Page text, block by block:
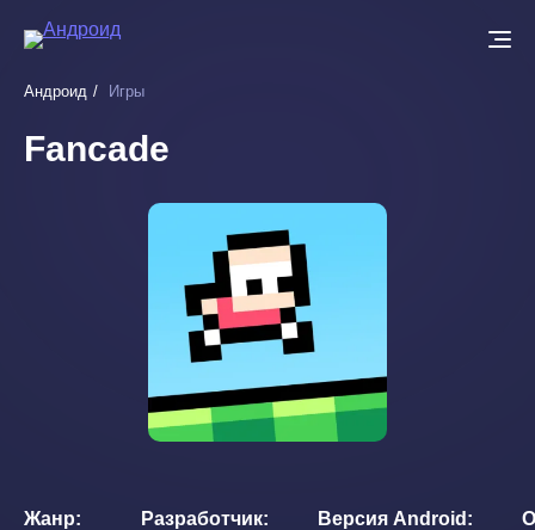
основному
Андроид Игры
Fancade
Жанр
Разработчик
Версия Android